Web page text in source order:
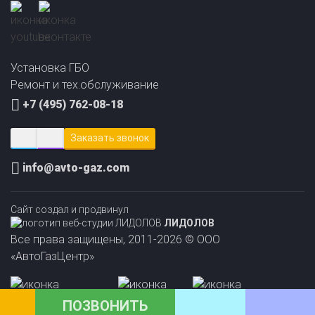
Прайс-лист на
установку ГБО
Онлайн подбор ГБО
за 2 минуты!
Установка ГБО
Ремонт и тех.обслуживание
+7 (495) 762-08-18
Заказать звонок
info@avto-gaz.com
Сайт создал и продвинул
ЛИДОЛОВ
Все права защищены, 2011-2026 © ООО
«АвтоГазЦентр»
ПОЗВОНИТЬ